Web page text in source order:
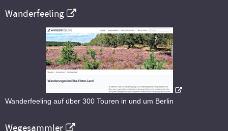
Wanderfeeling
Wanderfeeling auf über 300 Touren in und um Berlin
Wegesammler